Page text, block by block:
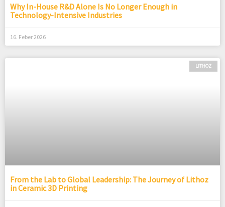
Why In-House R&D Alone Is No Longer Enough in
Technology-Intensive Industries
16. Feber 2026
LITHOZ
From the Lab to Global Leadership: The Journey of Lithoz
in Ceramic 3D Printing